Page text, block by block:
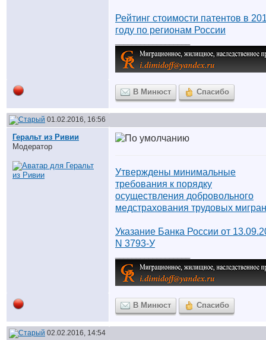
Рейтинг стоимости патентов в
году по регионам России
В Минюст Спасибо
01.02.2016, 16:56
Геральт из Ривии
Модератор
Утверждены минимальные
требования к порядку
осуществления добровольного
медстрахования трудовых
Указание Банка России от
N 3793-У
В Минюст Спасибо
02.02.2016, 14:54